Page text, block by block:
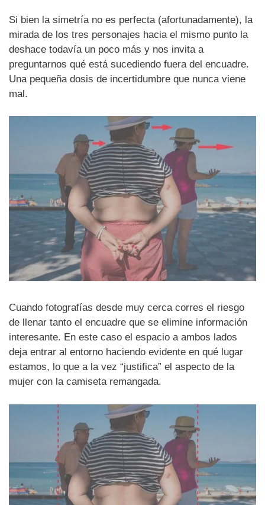
Si bien la simetría no es perfecta (afortunadamente), la
mirada de los tres personajes hacia el mismo punto la
deshace todavía un poco más y nos invita a
preguntarnos qué está sucediendo fuera del encuadre.
Una pequeña dosis de incertidumbre que nunca viene
mal.
Cuando fotografías desde muy cerca corres el riesgo
de llenar tanto el encuadre que se elimine información
interesante. En este caso el espacio a ambos lados
deja entrar al entorno haciendo evidente en qué lugar
estamos, lo que a la vez “justifica” el aspecto de la
mujer con la camiseta remangada.